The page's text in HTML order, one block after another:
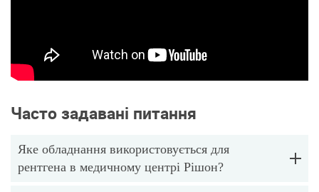
Часто задавані питання
Яке обладнання використовується для
рентгена в медичному центрі Рішон?